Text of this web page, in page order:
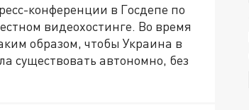
конференции в Госдепе по
видеохостинге. Во время
образом, чтобы Украина в
существовать автономно, без